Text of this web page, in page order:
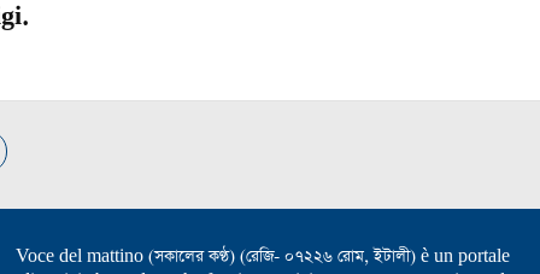
Voce del mattino (সকালের কণ্ঠ) (রেজি- ০৭২২৬ রোম, ইটালী) è un portale